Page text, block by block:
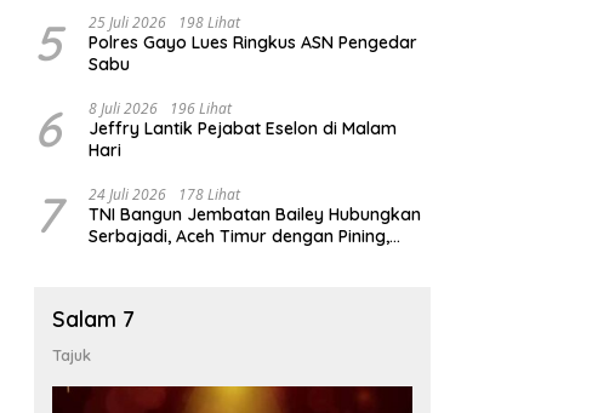
5 25 Juli 2026 198 Lihat
Polres Gayo Lues Ringkus ASN Pengedar
Sabu
6 8 Juli 2026 196 Lihat
Jeffry Lantik Pejabat Eselon di Malam
Hari
7 24 Juli 2026 178 Lihat
TNI Bangun Jembatan Bailey Hubungkan
Serbajadi, Aceh Timur dengan Pining,
Salam 7
Tajuk